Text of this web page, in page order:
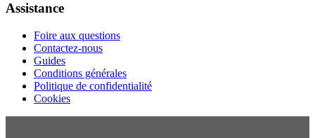
Assistance
Foire aux questions
Contactez-nous
Guides
Conditions générales
Politique de confidentialité
Cookies